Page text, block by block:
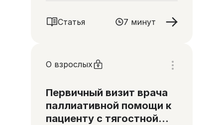
Статья 7 минут
О взрослых
Первичный визит врача
паллиативной помощи к
пациенту с тягостной